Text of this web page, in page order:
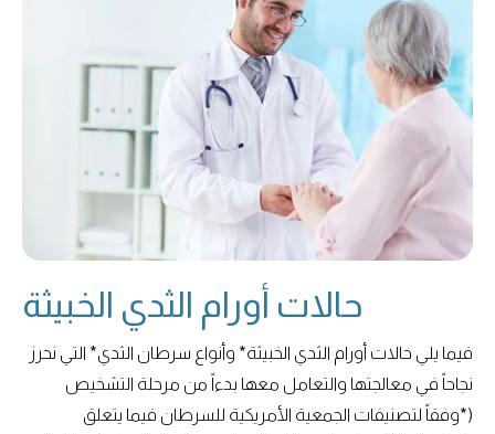
حالات أورام الثدي الخبيثة
فيما يلي حالات أورام الثدي الخبيثة* وأنواع سرطان الثدي* التي نحرز
نجاحاً في معالجتها والتعامل معها بدءاً من مرحلة التشخيص
(*وفقاً لتصنيفات الجمعية الأمريكية للسرطان فيما يتعلق